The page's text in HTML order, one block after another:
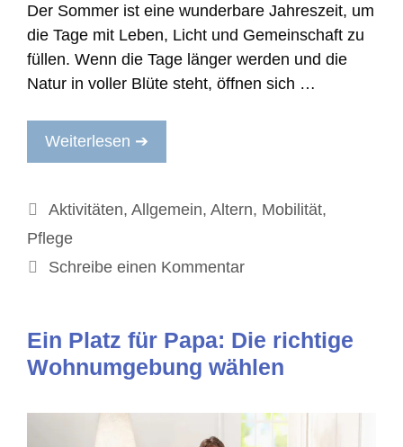
Der Sommer ist eine wunderbare Jahreszeit, um
die Tage mit Leben, Licht und Gemeinschaft zu
füllen. Wenn die Tage länger werden und die
Natur in voller Blüte steht, öffnen sich …
Weiterlesen ➔
Kategorien
Aktivitäten, Allgemein, Altern, Mobilität,
Pflege
Schreibe einen Kommentar
Ein Platz für Papa: Die richtige
Wohnumgebung wählen